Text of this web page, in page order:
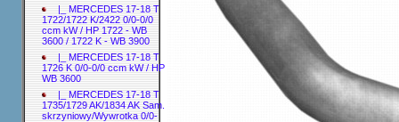
|_ MERCEDES 17-18 T
1722/1722 K/2422 0/0-0/0
ccm kW / HP 1722 - WB
3600 / 1722 K - WB 3900
|_ MERCEDES 17-18 T
1726 K 0/0-0/0 ccm kW / HP
WB 3600
|_ MERCEDES 17-18 T
1735/1729 AK/1834 AK Sam.
skrzyniowy/Wywrotka 0/0-